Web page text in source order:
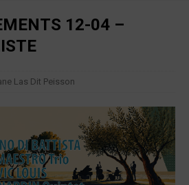
12-04 –
Las Dit Peisson